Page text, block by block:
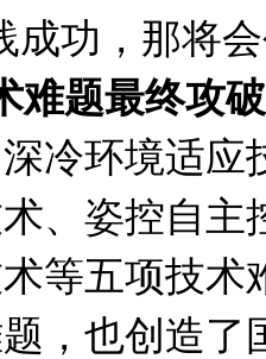
成功，那将
难题最终攻破
环境适应
、姿控自主
等五项技术
，也创造了